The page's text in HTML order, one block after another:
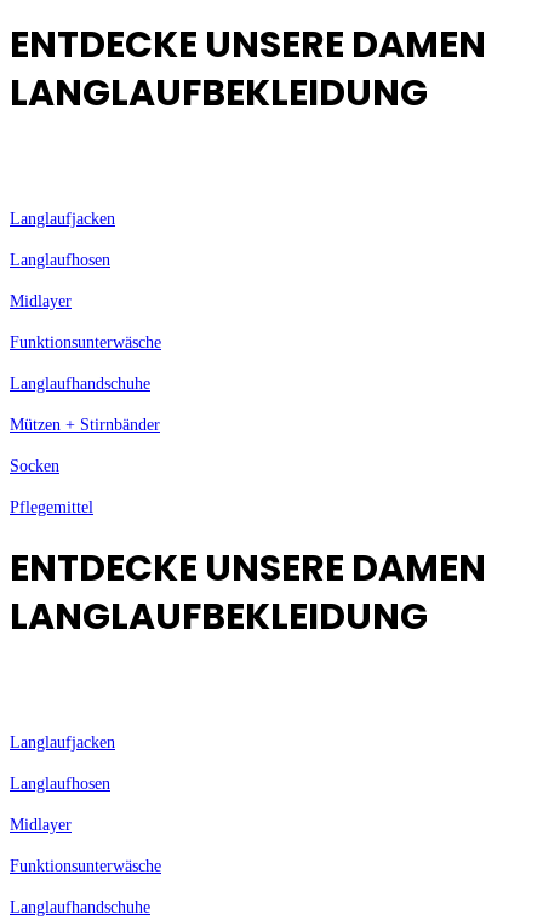
ENTDECKE UNSERE DAMEN
LANGLAUFBEKLEIDUNG
Langlaufjacken
Langlaufhosen
Midlayer
Funktionsunterwäsche
Langlaufhandschuhe
Mützen + Stirnbänder
Socken
Pflegemittel
ENTDECKE UNSERE DAMEN
LANGLAUFBEKLEIDUNG
Langlaufjacken
Langlaufhosen
Midlayer
Funktionsunterwäsche
Langlaufhandschuhe